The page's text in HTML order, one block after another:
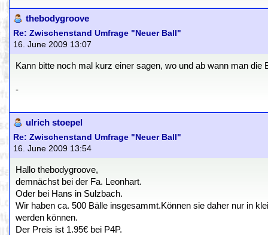
thebodygroove
Re: Zwischenstand Umfrage "Neuer Ball"
16. June 2009 13:07
Kann bitte noch mal kurz einer sagen, wo und ab wann man die
-
ulrich stoepel
Re: Zwischenstand Umfrage "Neuer Ball"
16. June 2009 13:54
Hallo thebodygroove,
demnächst bei der Fa. Leonhart.
Oder bei Hans in Sulzbach.
Wir haben ca. 500 Bälle insgesammt.Können sie daher nur in
werden können.
Der Preis ist 1.95€ bei P4P.